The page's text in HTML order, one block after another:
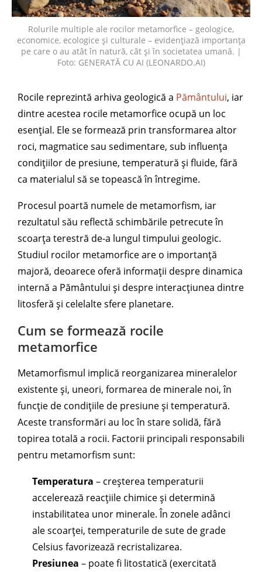
Rolurile multiple ale rocilor metamorfice – geologice,
economice, ecologice și culturale – evidențiază importanța
pe care o au atât în natură, cât și în societatea umană. |
Foto: GENERATĂ CU AI (LEONARDO.AI)
Rocile reprezintă arhiva geologică a Pământului, iar
dintre acestea rocile metamorfice ocupă un loc
esențial. Ele se formează prin transformarea altor
roci, magmatice sau sedimentare, sub influența
condițiilor de presiune, temperatură și fluide, fără
ca materialul să se topească în întregime.
Procesul poartă numele de metamorfism, iar
rezultatul său reflectă schimbările petrecute în
scoarța terestră de-a lungul timpului geologic.
Studiul rocilor metamorfice are o importanță
majoră, deoarece oferă informații despre dinamica
internă a Pământului și despre interacțiunea dintre
litosferă și celelalte sfere planetare.
Cum se formează rocile
metamorfice
Metamorfismul implică reorganizarea mineralelor
existente și, uneori, formarea de minerale noi, în
funcție de condițiile de presiune și temperatură.
Aceste transformări au loc în stare solidă, fără
topirea totală a rocii. Factorii principali responsabili
pentru metamorfism sunt:
Temperatura – creșterea temperaturii
accelerează reacțiile chimice și determină
instabilitatea unor minerale. În zonele adânci
ale scoarței, temperaturile de sute de grade
Celsius favorizează recristalizarea.
Presiunea – poate fi litostatică (exercitată